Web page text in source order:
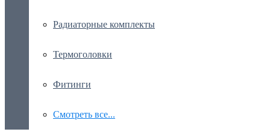
Радиаторные комплекты
Термоголовки
Фитинги
Смотреть все...